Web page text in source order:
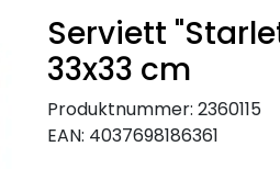
Serviett
33x33 cm
Produktnummer: 2360115
EAN: 4037698186361